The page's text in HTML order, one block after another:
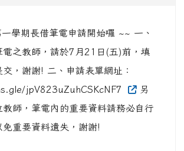
學期長借筆電申請開始囉 ~~ 一、
電之教師，請於7月21日(五)前，填
，謝謝! 二、申請表單網址：
jpV823uZuhCSKcNF7
另
教師，筆電內的重要資料請務必自行
免重要資料遺失，謝謝!